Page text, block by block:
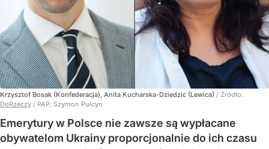
Krzysztof Bosak (Konfederacja), Anita Kucharska-Dziedzic (Lewica) / Źródło:
DoRzeczy / PAP, Szymon Pulcyn
Emerytury w Polsce nie zawsze są wypłacane
obywatelom Ukrainy proporcjonalnie do ich czasu